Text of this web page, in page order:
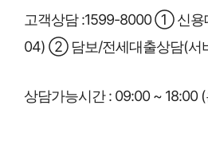
고객상담 :1599-8000 ① 신용
04) ② 담보/전세대출상담(서
상담가능시간 : 09:00 ~ 18:00